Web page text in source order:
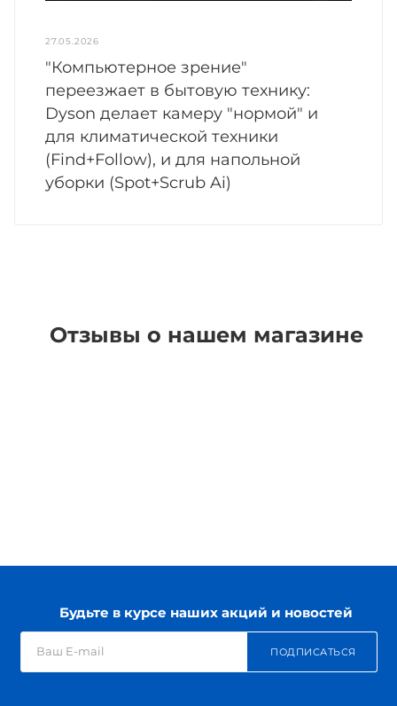
27.05.2026
"Компьютерное зрение"
переезжает в бытовую технику:
Dyson делает камеру "нормой" и
для климатической техники
(Find+Follow), и для напольной
уборки (Spot+Scrub Ai)
Отзывы о нашем магазине
Будьте в курсе наших акций и новостей
ПОДПИСАТЬСЯ